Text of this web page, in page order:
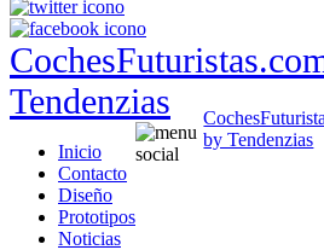
Tendenzias
Inicio
Contacto
Diseño
Prototipos
Noticias
by Tendenzias